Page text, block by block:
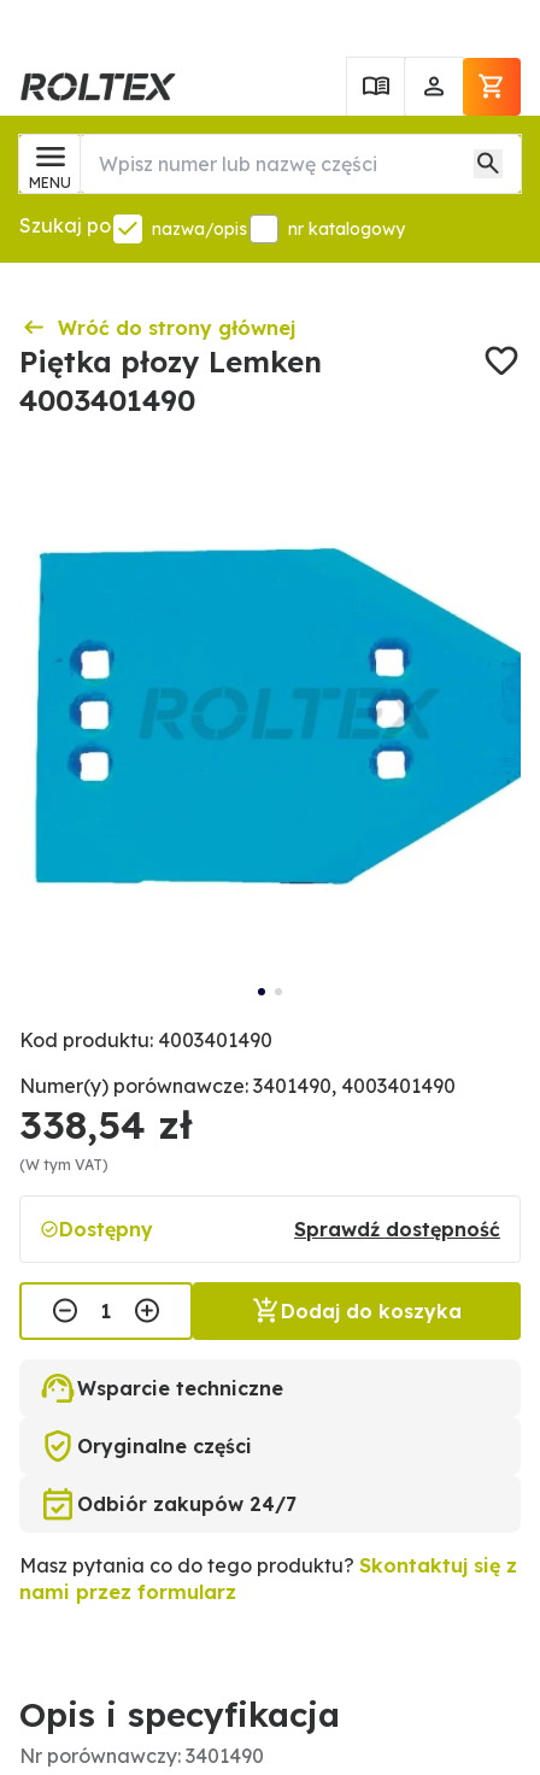
MENU
Szukaj po nazwa/opis nr katalogowy
Wróć do strony głównej
Piętka płozy Lemken
4003401490
Kod produktu: 4003401490
Numer(y) porównawcze: 3401490, 4003401490
338,54 zł
(W tym VAT)
Dostępny Sprawdź dostępność
Dodaj do koszyka
Wsparcie techniczne
Oryginalne części
Odbiór zakupów 24/7
Masz pytania co do tego produktu? Skontaktuj się z
nami przez formularz
Opis i specyfikacja
Nr porównawczy: 3401490